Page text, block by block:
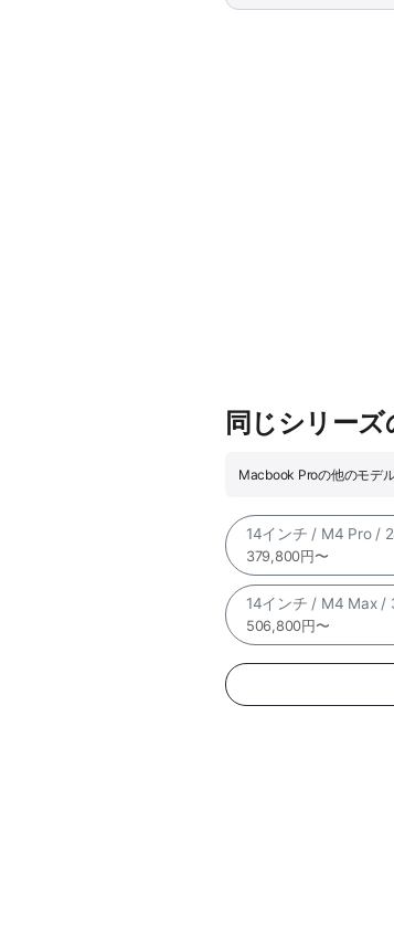
同じシリー
Macbook Proの他のモデ
14インチ / M4 Pro /
379,800円〜
14インチ / M4 Max /
506,800円〜